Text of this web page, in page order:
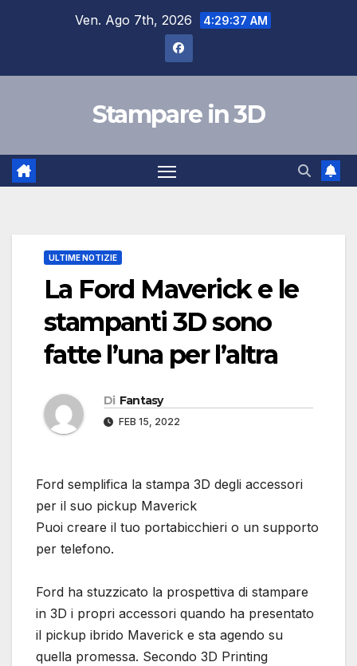
Ven. Ago 7th, 2026 4:29:38 AM
Stampare in 3D
ULTIME NOTIZIE
La Ford Maverick e le
stampanti 3D sono
fatte l’una per l’altra
Di Fantasy
FEB 15, 2022
Ford semplifica la stampa 3D degli accessori
per il suo pickup Maverick
Puoi creare il tuo portabicchieri o un supporto
per telefono.
Ford ha stuzzicato la prospettiva di stampare
in 3D i propri accessori quando ha presentato
il pickup ibrido Maverick e sta agendo su
quella promessa. Secondo 3D Printing